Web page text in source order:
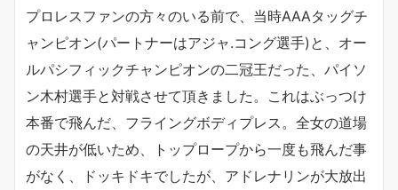
プロレスファンの方々のいる前で、当時AAAタッグチ
ャンピオン(パートナーはアジャ.コング選手)と、オー
ルパシフィックチャンピオンの二冠王だった、パイソ
ン木村選手と対戦させて頂きました。これはぶっつけ
本番で飛んだ、フライングボディプレス。全女の道場
の天井が低いため、トップロープから一度も飛んだ事
がなく、ドッキドキでしたが、アドレナリンが大放出